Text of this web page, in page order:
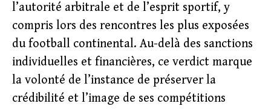
l’autorité arbitrale et de l’esprit sportif, y
compris lors des rencontres les plus exposées
du football continental. Au-delà des sanctions
individuelles et financières, ce verdict marque
la volonté de l’instance de préserver la
crédibilité et l’image de ses compétitions